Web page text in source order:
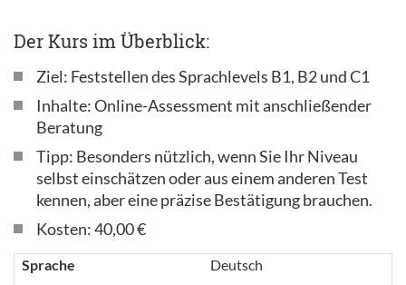
Der Kurs im Überblick:
Ziel: Feststellen des Sprachlevels B1, B2 und C1
Inhalte: Online-Assessment mit anschließender
Beratung
Tipp: Besonders nützlich, wenn Sie Ihr Niveau
selbst einschätzen oder aus einem anderen Test
kennen, aber eine präzise Bestätigung brauchen.
Kosten: 40,00 €
Sprache
Deutsch